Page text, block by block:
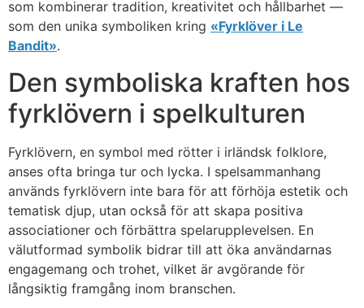
som kombinerar tradition, kreativitet och hållbarhet —
som den unika symboliken kring «Fyrklöver i Le
Bandit».
Den symboliska kraften hos
fyrklövern i spelkulturen
Fyrklövern, en symbol med rötter i irländsk folklore,
anses ofta bringa tur och lycka. I spelsammanhang
används fyrklövern inte bara för att förhöja estetik och
tematisk djup, utan också för att skapa positiva
associationer och förbättra spelarupplevelsen. En
välutformad symbolik bidrar till att öka användarnas
engagemang och trohet, vilket är avgörande för
långsiktig framgång inom branschen.